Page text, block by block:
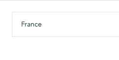
France